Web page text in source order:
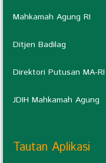
Mahkamah Agung RI
Ditjen Badilag
Direktori Putusan MA-RI
JDIH Mahkamah Agung
Tautan Aplikasi